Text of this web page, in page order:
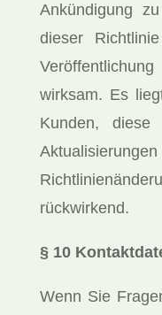
Ankündigung
dieser
wirksam. Es
Kunden, diese
rückwirkend.
§ 10
Wenn Sie